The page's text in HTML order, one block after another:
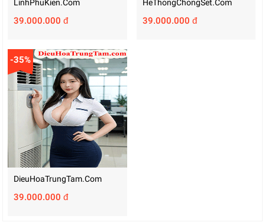
LinhPhuKien.com
39.000.000 đ
HeThongChongSet.com
39.000.000 đ
-35%
DieuHoaTrungTam.com
39.000.000 đ